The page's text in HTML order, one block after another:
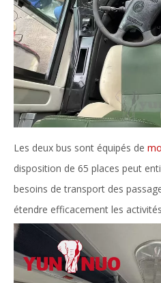
Les deux bus sont équipés de
disposition de 65 places peut
besoins de transport des
étendre efficacement les